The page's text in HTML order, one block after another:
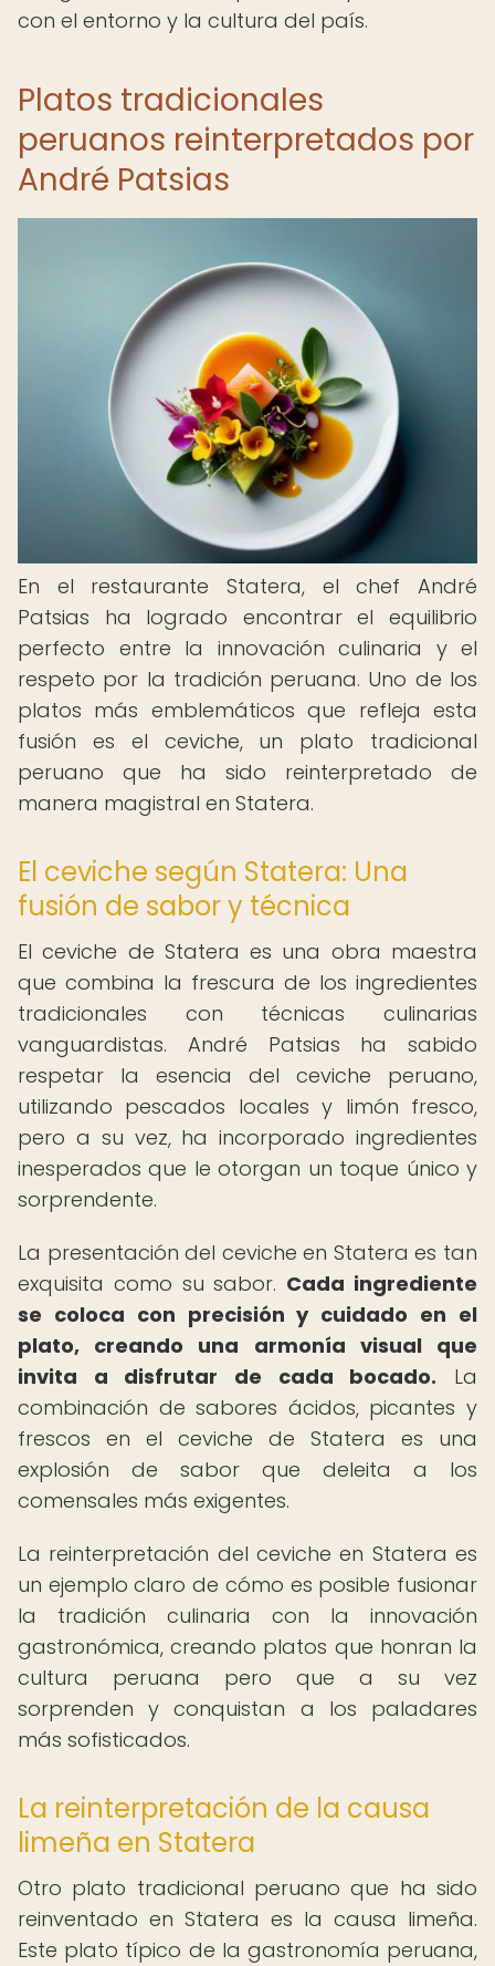
con el entorno y la cultura del país.
Platos tradicionales
peruanos reinterpretados por
André Patsias
En el restaurante Statera, el chef André
Patsias ha logrado encontrar el equilibrio
perfecto entre la innovación culinaria y el
respeto por la tradición peruana. Uno de los
platos más emblemáticos que refleja esta
fusión es el ceviche, un plato tradicional
peruano que ha sido reinterpretado de
manera magistral en Statera.
El ceviche según Statera: Una
fusión de sabor y técnica
El ceviche de Statera es una obra maestra
que combina la frescura de los ingredientes
tradicionales con técnicas culinarias
vanguardistas. André Patsias ha sabido
respetar la esencia del ceviche peruano,
utilizando pescados locales y limón fresco,
pero a su vez, ha incorporado ingredientes
inesperados que le otorgan un toque único y
sorprendente.
La presentación del ceviche en Statera es tan
exquisita como su sabor. Cada ingrediente
se coloca con precisión y cuidado en el
plato, creando una armonía visual que
invita a disfrutar de cada bocado. La
combinación de sabores ácidos, picantes y
frescos en el ceviche de Statera es una
explosión de sabor que deleita a los
comensales más exigentes.
La reinterpretación del ceviche en Statera es
un ejemplo claro de cómo es posible fusionar
la tradición culinaria con la innovación
gastronómica, creando platos que honran la
cultura peruana pero que a su vez
sorprenden y conquistan a los paladares
más sofisticados.
La reinterpretación de la causa
limeña en Statera
Otro plato tradicional peruano que ha sido
reinventado en Statera es la causa limeña.
Este plato típico de la gastronomía peruana,